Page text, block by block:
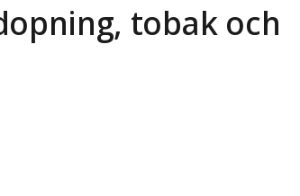
tobak och